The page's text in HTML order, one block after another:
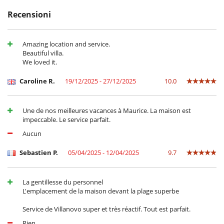
Letto per bebè
Attrezzature, eventi
cassaforte
Sistema di alarme
Barbecue a carbonella
Giardino
Sedie lunge sulla terrazza
Terrazza(e)
Accesso internet (wifi)
Giochi di società
Recensioni
Amazing location and service.
Beautiful villa.
We loved it.
Caroline R. 19/12/2025 - 27/12/2025 10.0
Une de nos meilleures vacances à Maurice. La maison est
impeccable. Le service parfait.
Aucun
Sebastien P. 05/04/2025 - 12/04/2025 9.7
La gentillesse du personnel
L'emplacement de la maison devant la plage superbe
Service de Villanovo super et très réactif. Tout est parfait.